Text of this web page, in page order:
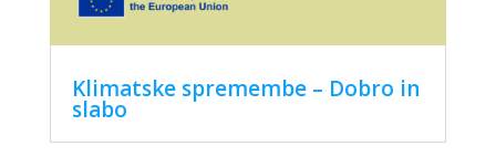
Klimatske spremembe – Dobro in
slabo